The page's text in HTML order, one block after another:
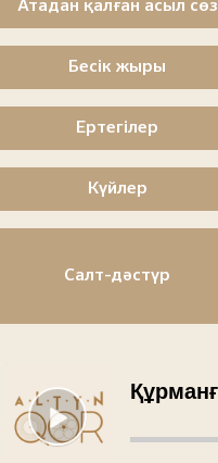
Атадан қалған асыл сөз
Бесік жыры
Ертегілер
Күйлер
Салт-дәстүр